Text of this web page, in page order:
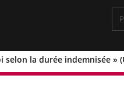
selon la durée indemnisée »
selon la